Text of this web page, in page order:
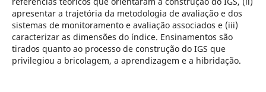
apresentar a trajetória da metodologia de avaliação e dos
sistemas de monitoramento e avaliação associados e (iii)
caracterizar as dimensões do índice. Ensinamentos são
tirados quanto ao processo de construção do IGS que
privilegiou a bricolagem, a aprendizagem e a hibridação.